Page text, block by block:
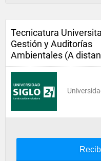
Tecnicatura
Gestión y Auditorías
Ambientales (A